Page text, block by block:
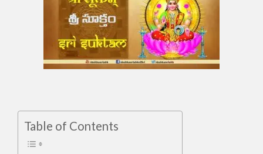
Table of Contents